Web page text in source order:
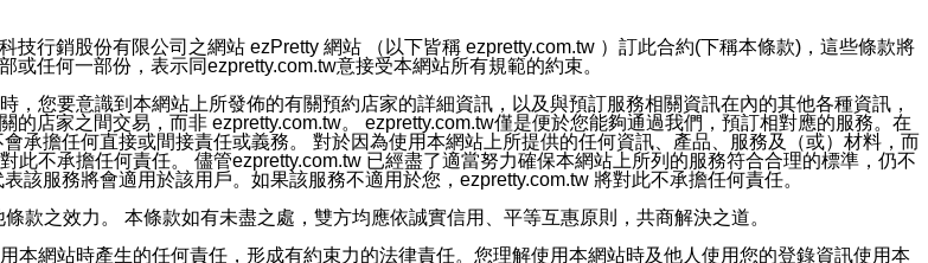
項服務之資料或電子郵件供您參考。您能依照該資料或電子郵件所指示之方法、說明或功能連結，隨時
友，您仍可接收到通知型訊息。
的的訊息皆不會被傳送。滿足以下三個條件者，將可收到通知型訊息。
行銷股份有限公司之網站 ezPretty 網站 （以下皆稱 ezpretty.com.tw ）訂此合約(下稱本條款)，這些條款將
任何一部份，表示同ezpretty.com.tw意接受本網站所有規範的約束。
您要意識到本網站上所發佈的有關預約店家的詳細資訊，以及與預訂服務相關資訊在內的其他各種資訊，
店家之間交易，而非 ezpretty.com.tw。 ezpretty.com.tw僅是便於您能夠通過我們，預訂相對應的服務。在
承擔任何直接或間接責任或義務。 對於因為使用本網站上所提供的任何資訊、產品、服務及（或）材料，而
不承擔任何責任。 儘管ezpretty.com.tw 已經盡了適當努力確保本網站上所列的服務符合合理的標準，仍不
服務將會適用於該用戶。如果該服務不適用於您，ezpretty.com.tw 將對此不承擔任何責任。
款之效力。 本條款如有未盡之處，雙方均應依誠實信用、平等互惠原則，共商解決之道。
本網站時產生的任何責任，形成有約束力的法律責任。您理解使用本網站時及他人使用您的登錄資訊使用本